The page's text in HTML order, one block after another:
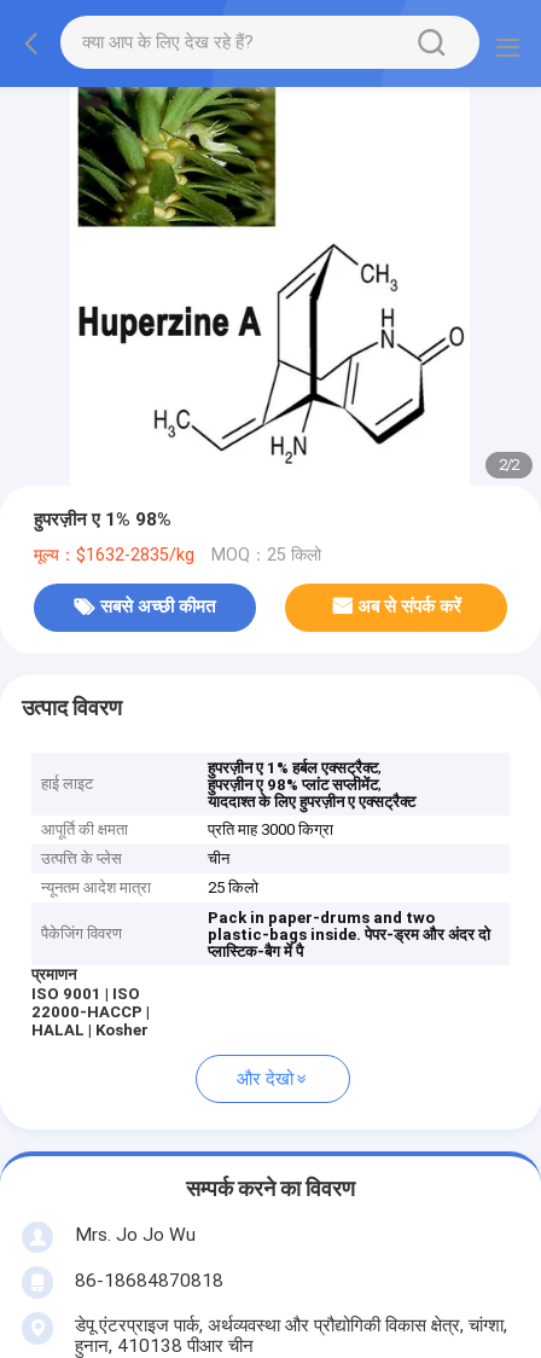
2/2
हुपरज़ीन ए 1% 98%
मूल्य：$1632-2835/kg MOQ：25 किलो
सबसे अच्छी कीमत अब से संपर्क करें
उत्पाद विवरण
हाई लाइट
हुपरज़ीन ए 1% हर्बल एक्सट्रैक्ट,
हुपरज़ीन ए 98% प्लांट सप्लीमेंट,
याददाश्त के लिए हुपरज़ीन ए एक्सट्रैक्ट
आपूर्ति की क्षमता
प्रति माह 3000 किग्रा
उत्पत्ति के प्लेस
चीन
न्यूनतम आदेश मात्रा
25 किलो
पैकेजिंग विवरण
Pack in paper-drums and two
plastic-bags inside. पेपर-ड्रम और अंदर दो
प्लास्टिक-बैग में पै
प्रमाणन
ISO 9001 | ISO
22000-HACCP |
HALAL | Kosher
और देखो
सम्पर्क करने का विवरण
Mrs. Jo Jo Wu
86-18684870818
डेपू एंटरप्राइज पार्क, अर्थव्यवस्था और प्रौद्योगिकी विकास क्षेत्र, चांग्शा,
हुनान, 410138 पीआर चीन